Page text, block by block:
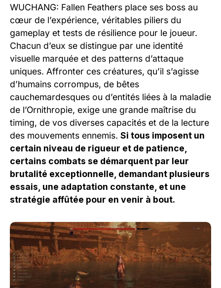
WUCHANG: Fallen Feathers place ses boss au
cœur de l’expérience, véritables piliers du
gameplay et tests de résilience pour le joueur.
Chacun d’eux se distingue par une identité
visuelle marquée et des patterns d’attaque
uniques. Affronter ces créatures, qu’il s’agisse
d’humains corrompus, de bêtes
cauchemardesques ou d’entités liées à la maladie
de l’Ornithropie, exige une grande maîtrise du
timing, de vos diverses capacités et de la lecture
des mouvements ennemis. Si tous imposent un
certain niveau de rigueur et de patience,
certains combats se démarquent par leur
brutalité exceptionnelle, demandant plusieurs
essais, une adaptation constante, et une
stratégie affûtée pour en venir à bout.